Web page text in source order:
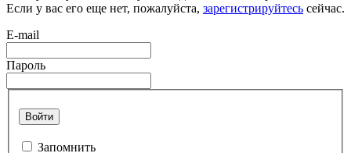
Если у вас его еще нет, пожалуйста, зарегистрируйтесь сейчас.
E-mail
Пароль
Войти
Запомнить